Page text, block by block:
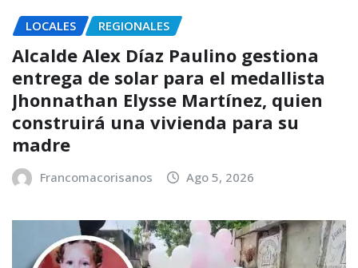
LOCALES REGIONALES
Alcalde Alex Díaz Paulino gestiona
entrega de solar para el medallista
Jhonnathan Elysse Martínez, quien
construirá una vivienda para su
madre
Francomacorisanos Ago 5, 2026